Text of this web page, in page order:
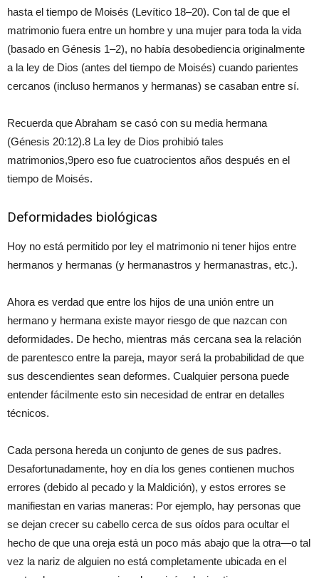
hasta el tiempo de Moisés (Levítico 18–20). Con tal de que el
matrimonio fuera entre un hombre y una mujer para toda la vida
(basado en Génesis 1–2), no había desobediencia originalmente
a la ley de Dios (antes del tiempo de Moisés) cuando parientes
cercanos (incluso hermanos y hermanas) se casaban entre sí.
Recuerda que Abraham se casó con su media hermana
(Génesis 20:12).8 La ley de Dios prohibió tales
matrimonios,9pero eso fue cuatrocientos años después en el
tiempo de Moisés.
Deformidades biológicas
Hoy no está permitido por ley el matrimonio ni tener hijos entre
hermanos y hermanas (y hermanastros y hermanastras, etc.).
Ahora es verdad que entre los hijos de una unión entre un
hermano y hermana existe mayor riesgo de que nazcan con
deformidades. De hecho, mientras más cercana sea la relación
de parentesco entre la pareja, mayor será la probabilidad de que
sus descendientes sean deformes. Cualquier persona puede
entender fácilmente esto sin necesidad de entrar en detalles
técnicos.
Cada persona hereda un conjunto de genes de sus padres.
Desafortunadamente, hoy en día los genes contienen muchos
errores (debido al pecado y la Maldición), y estos errores se
manifiestan en varias maneras: Por ejemplo, hay personas que
se dejan crecer su cabello cerca de sus oídos para ocultar el
hecho de que una oreja está un poco más abajo que la otra—o tal
vez la nariz de alguien no está completamente ubicada en el